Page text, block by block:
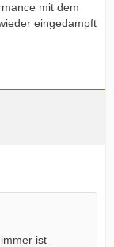
mit dem
eingedampft
ist